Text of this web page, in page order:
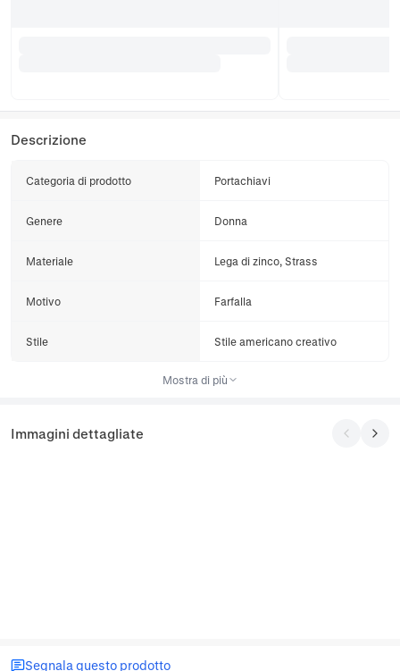
Descrizione
Categoria di prodotto Portachiavi
Genere Donna
Materiale Lega di zinco, Strass
Motivo Farfalla
Stile Stile americano creativo
Mostra di più
Immagini dettagliate
Segnala questo prodotto